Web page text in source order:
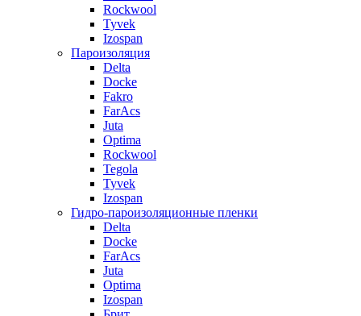
Rockwool
Tyvek
Izospan
Пароизоляция
Delta
Docke
Fakro
FarAcs
Juta
Optima
Rockwool
Tegola
Tyvek
Izospan
Гидро-пароизоляционные пленки
Delta
Docke
FarAcs
Juta
Optima
Izospan